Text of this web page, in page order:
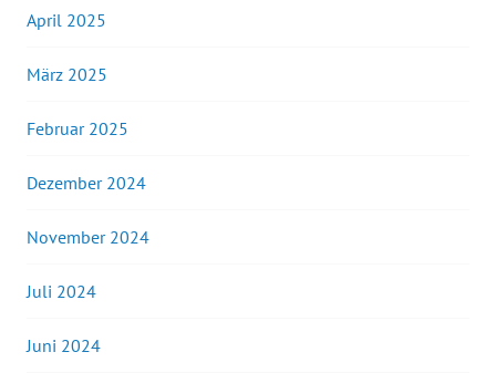
April 2025
März 2025
Februar 2025
Dezember 2024
November 2024
Juli 2024
Juni 2024